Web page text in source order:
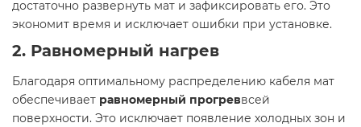
достаточно развернуть мат и зафиксировать его. Это
экономит время и исключает ошибки при установке.
2. Равномерный нагрев
Благодаря оптимальному распределению кабеля мат
обеспечивает равномерный прогреввсей
поверхности. Это исключает появление холодных зон и